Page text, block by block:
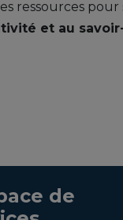
ressources
et au
de